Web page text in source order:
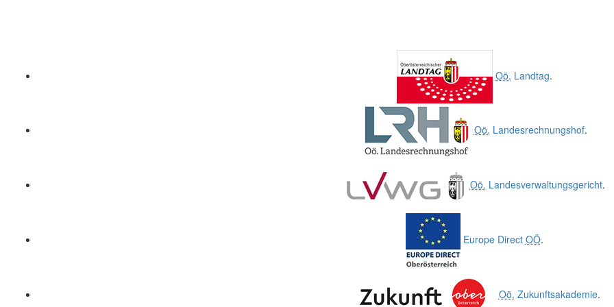
Oö. Landtag.
Oö. Landesrechnungshof.
Oö. Landesverwaltungsgericht.
Europe Direct OÖ.
Oö. Zukunftsakademie.